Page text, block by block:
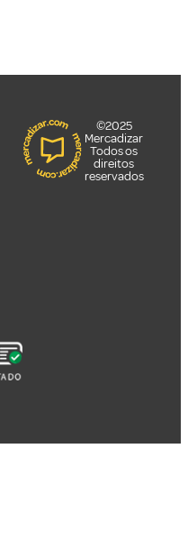
©2025
Mercadizar
Todos os
direitos
reservados